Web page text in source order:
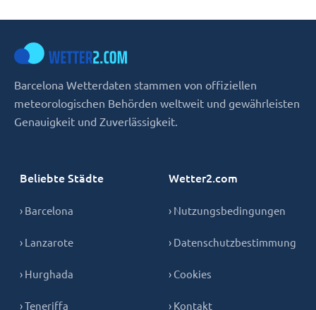
Barcelona Wetterdaten stammen von offiziellen
meteorologischen Behörden weltweit und gewährleisten
Genauigkeit und Zuverlässigkeit.
Beliebte Städte
› Barcelona
› Lanzarote
› Hurghada
› Teneriffa
Wetter2.com
› Nutzungsbedingungen
› Datenschutzbestimmung
› Cookies
› Kontakt